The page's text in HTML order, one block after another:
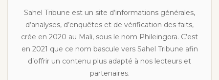
Sahel Tribune est un site d’informations générales,
d’analyses, d’enquêtes et de vérification des faits,
crée en 2020 au Mali, sous le nom Phileingora. C’est
en 2021 que ce nom bascule vers Sahel Tribune afin
d’offrir un contenu plus adapté à nos lecteurs et
partenaires.